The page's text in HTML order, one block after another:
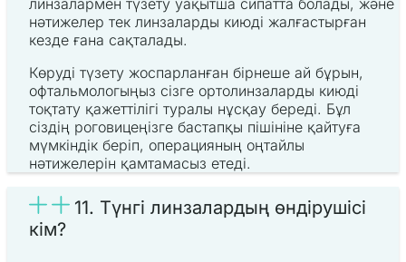
нәтижелер тек линзаларды киюді жалғастырған
кезде ғана сақталады.
Көруді түзету жоспарланған бірнеше ай бұрын,
офтальмологыңыз сізге ортолинзаларды киюді
тоқтату қажеттілігі туралы нұсқау береді. Бұл
сіздің роговицеңізге бастапқы пішініне қайтуға
мүмкіндік беріп, операцияның оңтайлы
нәтижелерін қамтамасыз етеді.
11. Түнгі линзалардың өндірушісі
кім?